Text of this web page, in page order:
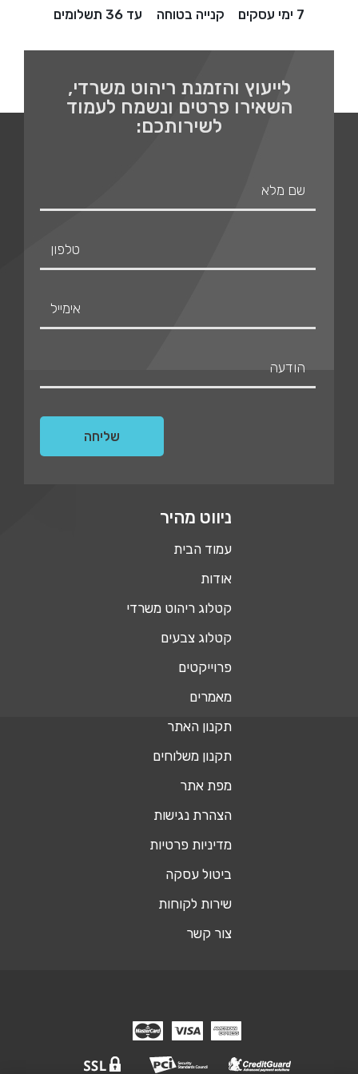
7 ימי עסקים קנייה בטוחה עד 36 תשלומים
לייעוץ והזמנת ריהוט משרדי,
השאירו פרטים ונשמח לעמוד
לשירותכם:
ניווט מהיר
עמוד הבית
אודות
קטלוג ריהוט משרדי
קטלוג צבעים
פרוייקטים
מאמרים
תקנון האתר
תקנון משלוחים
מפת אתר
הצהרת נגישות
מדיניות פרטיות
ביטול עסקה
שירות לקוחות
צור קשר